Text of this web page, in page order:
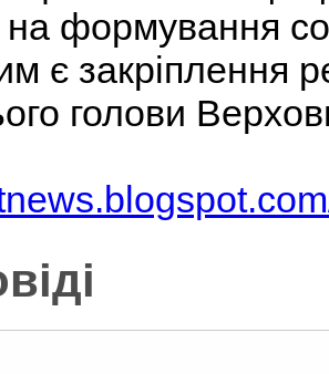
формування
є закріплення
голови